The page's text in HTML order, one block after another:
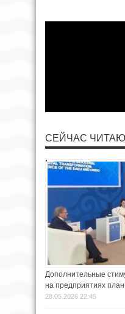
СЕЙЧАС
Дополнительные
на предприятиях
28.05.2026 22:45